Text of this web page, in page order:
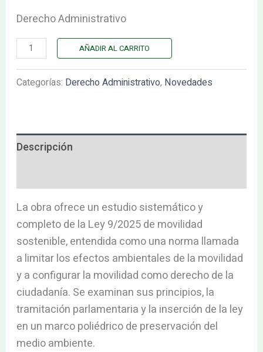
Derecho Administrativo
AÑADIR AL CARRITO
Categorías: Derecho Administrativo, Novedades
Descripción
La obra ofrece un estudio sistemático y
completo de la Ley 9/2025 de movilidad
sostenible, entendida como una norma llamada
a limitar los efectos ambientales de la movilidad
y a configurar la movilidad como derecho de la
ciudadanía. Se examinan sus principios, la
tramitación parlamentaria y la inserción de la ley
en un marco poliédrico de preservación del
medio ambiente.